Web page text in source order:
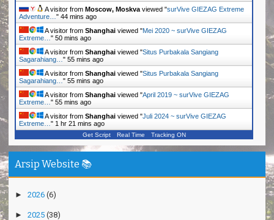
A visitor from Moscow, Moskva viewed "surVive GIEZAG Extreme
Adventure… " 44 mins ago
A visitor from Shanghai viewed "Mei 2020 ~ surVive GIEZAG
Extreme… " 50 mins ago
A visitor from Shanghai viewed "Situs Purbakala Sangiang
Sagarahiang… " 55 mins ago
A visitor from Shanghai viewed "Situs Purbakala Sangiang
Sagarahiang… " 55 mins ago
A visitor from Shanghai viewed "April 2019 ~ surVive GIEZAG
Extreme… " 55 mins ago
A visitor from Shanghai viewed "Juli 2024 ~ surVive GIEZAG
Extreme… " 1 hr 21 mins ago
Get Script Real Time Tracking ON
Arsip Website 📚
► 2026 (6)
► 2025 (38)